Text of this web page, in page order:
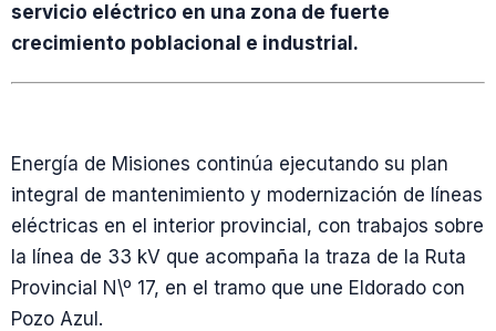
servicio eléctrico en una zona de fuerte
crecimiento poblacional e industrial.
Energía de Misiones continúa ejecutando su plan
integral de mantenimiento y modernización de líneas
eléctricas en el interior provincial, con trabajos sobre
la línea de 33 kV que acompaña la traza de la Ruta
Provincial N\º 17, en el tramo que une Eldorado con
Pozo Azul.